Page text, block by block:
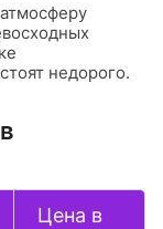
недорого.
Цена в